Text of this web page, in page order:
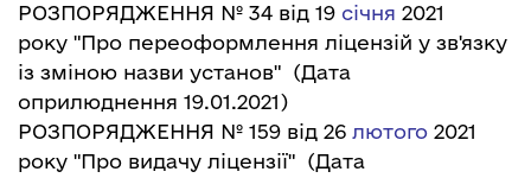
РОЗПОРЯДЖЕННЯ № 34 від 19 січня 2021
року "Про переоформлення ліцензій у зв'язку
із зміною назви установ" (Дата
оприлюднення 19.01.2021)
РОЗПОРЯДЖЕННЯ № 159 від 26 лютого 2021
року "Про видачу ліцензії" (Дата